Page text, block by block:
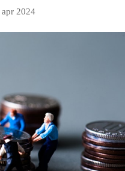
apr 2024